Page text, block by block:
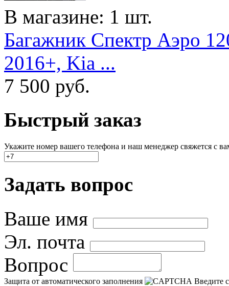
В магазине: 1 шт.
Багажник Спектр Аэро
2016+, Kia ...
7 500 руб.
Быстрый заказ
Укажите номер вашего телефона и наш менеджер свяжется с
Задать вопрос
Ваше имя
Эл. почта
Вопрос
Защита от автоматического заполнения Введите